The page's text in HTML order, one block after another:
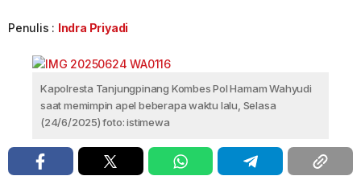
Penulis : Indra Priyadi
Kapolresta Tanjungpinang Kombes Pol Hamam Wahyudi
saat memimpin apel beberapa waktu lalu, Selasa
(24/6/2025) foto: istimewa